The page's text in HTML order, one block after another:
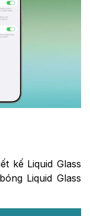
kế Liquid Glass
Liquid Glass